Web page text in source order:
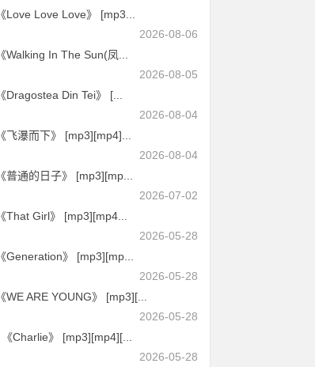
《Love Love Love》 [mp3...
2026-08-06
《Walking In The Sun(凤...
2026-08-05
《Dragostea Din Tei》 [...
2026-08-04
《飞瀑而下》 [mp3][mp4]...
2026-08-04
《普通的日子》 [mp3][mp...
2026-07-02
《That Girl》 [mp3][mp4...
2026-05-28
《Generation》 [mp3][mp...
2026-05-28
《WE ARE YOUNG》 [mp3][...
2026-05-28
《Charlie》 [mp3][mp4][...
2026-05-28